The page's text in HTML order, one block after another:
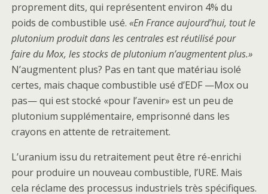
proprement dits, qui représentent environ 4% du
poids de combustible usé. «En France aujourd’hui, tout le
plutonium produit dans les centrales est réutilisé pour
faire du Mox, les stocks de plutonium n’augmentent plus.»
N’augmentent plus? Pas en tant que matériau isolé
certes, mais chaque combustible usé d’EDF —Mox ou
pas— qui est stocké «pour l’avenir» est un peu de
plutonium supplémentaire, emprisonné dans les
crayons en attente de retraitement.
L’uranium issu du retraitement peut être ré-enrichi
pour produire un nouveau combustible, l’URE. Mais
cela réclame des processus industriels très spécifiques.